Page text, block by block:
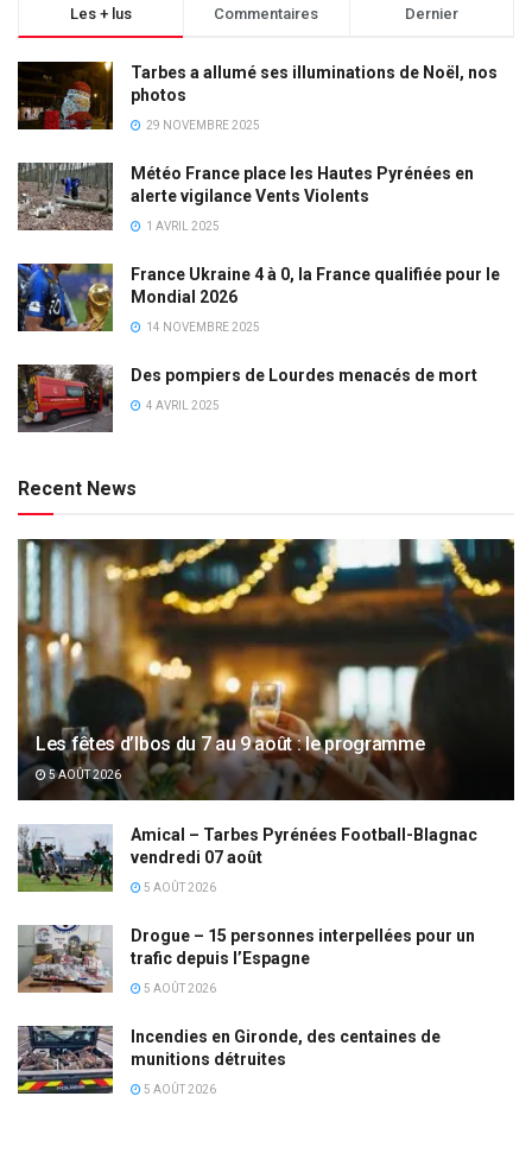
Les + lus Commentaires Dernier
Tarbes a allumé ses illuminations de Noël, nos
photos
29 NOVEMBRE 2025
Météo France place les Hautes Pyrénées en
alerte vigilance Vents Violents
1 AVRIL 2025
France Ukraine 4 à 0, la France qualifiée pour le
Mondial 2026
14 NOVEMBRE 2025
Des pompiers de Lourdes menacés de mort
4 AVRIL 2025
Recent News
Les fêtes d’Ibos du 7 au 9 août : le programme
5 AOÛT 2026
Amical – Tarbes Pyrénées Football-Blagnac
vendredi 07 août
5 AOÛT 2026
Drogue – 15 personnes interpellées pour un
trafic depuis l’Espagne
5 AOÛT 2026
Incendies en Gironde, des centaines de
munitions détruites
5 AOÛT 2026